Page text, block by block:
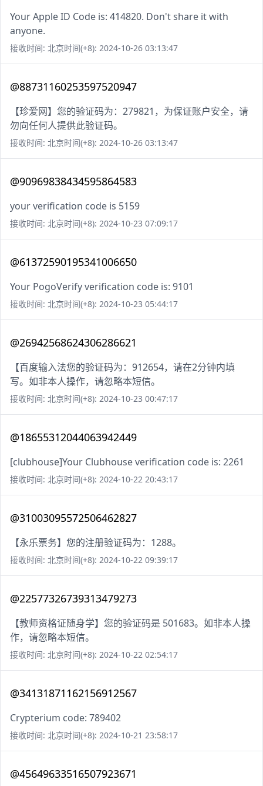
Your Apple ID Code is: 414820. Don't share it with
anyone.
接收时间: 北京时间(+8): 2024-10-26 03:13:47
@88731160253597520947
【珍爱网】您的验证码为：279821，为保证账户安全，请
勿向任何人提供此验证码。
接收时间: 北京时间(+8): 2024-10-26 03:13:47
@90969838434595864583
your verification code is 5159
接收时间: 北京时间(+8): 2024-10-23 07:09:17
@61372590195341006650
Your PogoVerify verification code is: 9101
接收时间: 北京时间(+8): 2024-10-23 05:44:17
@26942568624306286621
【百度输入法您的验证码为：912654，请在2分钟内填
写。如非本人操作，请忽略本短信。
接收时间: 北京时间(+8): 2024-10-23 00:47:17
@18655312044063942449
[clubhouse]Your Clubhouse verification code is: 2261
接收时间: 北京时间(+8): 2024-10-22 20:43:17
@31003095572506462827
【永乐票务】您的注册验证码为：1288。
接收时间: 北京时间(+8): 2024-10-22 09:39:17
@22577326739313479273
【教师资格证随身学】您的验证码是 501683。如非本人操
作，请忽略本短信。
接收时间: 北京时间(+8): 2024-10-22 02:54:17
@34131871162156912567
Crypterium code: 789402
接收时间: 北京时间(+8): 2024-10-21 23:58:17
@45649633516507923671